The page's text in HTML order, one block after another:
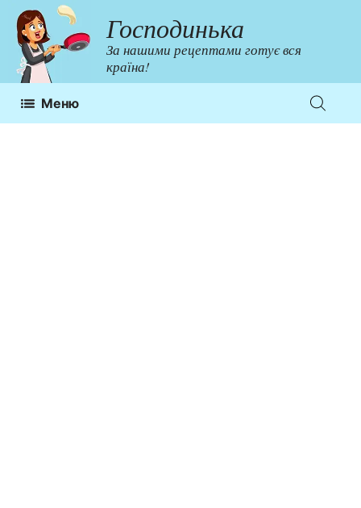
Перейти
до
контенту
Господинька
За нашими рецептами готує вся
країна!
Меню